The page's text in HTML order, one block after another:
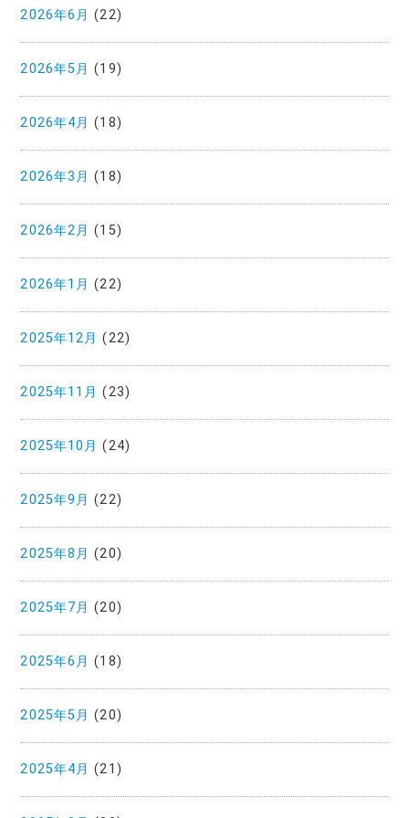
2026年6月 (22)
2026年5月 (19)
2026年4月 (18)
2026年3月 (18)
2026年2月 (15)
2026年1月 (22)
2025年12月 (22)
2025年11月 (23)
2025年10月 (24)
2025年9月 (22)
2025年8月 (20)
2025年7月 (20)
2025年6月 (18)
2025年5月 (20)
2025年4月 (21)